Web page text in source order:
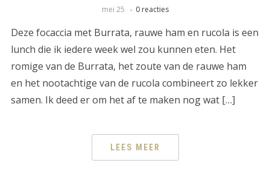
mei 25 0 reacties
Deze focaccia met Burrata, rauwe ham en rucola is een
lunch die ik iedere week wel zou kunnen eten. Het
romige van de Burrata, het zoute van de rauwe ham
en het nootachtige van de rucola combineert zo lekker
samen. Ik deed er om het af te maken nog wat […]
LEES MEER